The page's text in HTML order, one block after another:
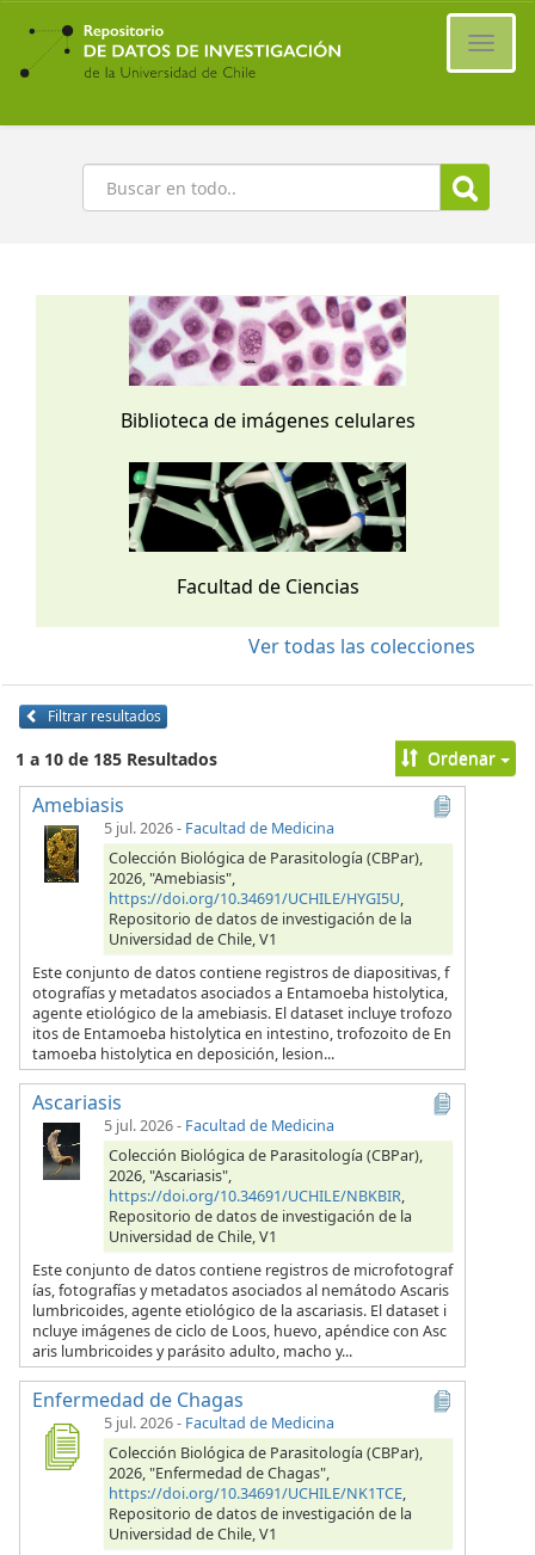
Ir
contenido
principal
Buscar
Biblioteca de imágenes celulares
Facultad de Ciencias
Ver todas las colecciones
Filtrar resultados
1 a 10 de 185 Resultados Ordenar
Amebiasis
5 jul. 2026- Facultad de Medicina
Colección Biológica de Parasitología (CBPar),
2026, "Amebiasis",
https://doi.org/10.34691/UCHILE/HYGI5U,
Repositorio de datos de investigación de la
Universidad de Chile, V1
Este conjunto de datos contiene registros de diapositivas, f
otografías y metadatos asociados a Entamoeba histolytica,
agente etiológico de la amebiasis. El dataset incluye trofozo
itos de Entamoeba histolytica en intestino, trofozoito de En
tamoeba histolytica en deposición, lesion...
Ascariasis
5 jul. 2026- Facultad de Medicina
Colección Biológica de Parasitología (CBPar),
2026, "Ascariasis",
https://doi.org/10.34691/UCHILE/NBKBIR,
Repositorio de datos de investigación de la
Universidad de Chile, V1
Este conjunto de datos contiene registros de microfotograf
ías, fotografías y metadatos asociados al nemátodo Ascaris
lumbricoides, agente etiológico de la ascariasis. El dataset i
ncluye imágenes de ciclo de Loos, huevo, apéndice con Asc
aris lumbricoides y parásito adulto, macho y...
Enfermedad de Chagas
5 jul. 2026- Facultad de Medicina
Colección Biológica de Parasitología (CBPar),
2026, "Enfermedad de Chagas",
https://doi.org/10.34691/UCHILE/NK1TCE,
Repositorio de datos de investigación de la
Universidad de Chile, V1